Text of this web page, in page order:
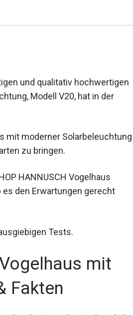
und qualitativ hochwertigen
Modell V20, hat in der
mit moderner Solarbeleuchtung
zu bringen.
HANNUSCH Vogelhaus
den Erwartungen gerecht
Tests.
Vogelhaus mit
Fakten